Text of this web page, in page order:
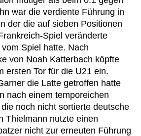
war die verdiente Führung in
der die auf sieben Positionen
Spiel veränderte
Spiel hatte. Nach
von Noah Katterbach köpfte
ersten Tor für die U21 ein.
die Latte getroffen hatte
nach einem temporeichen
noch nicht sortierte deutsche
Thielmann nutzte einen
nicht zur erneuten Führung